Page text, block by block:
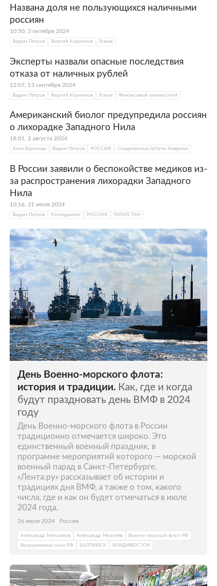
Названа доля не пользующихся наличными
россиян
10:50, 3 октября 2024
Вадим Петров Георгий Корнилов Гознак
Эксперты назвали опасные последствия
отказа от наличных рублей
12:07, 13 сентября 2024
Вадим Петров Георгий Корнилов Гознак Финансовый университет
Американский биолог предупредила россиян
о лихорадке Западного Нила
18:01, 2 августа 2024
Анча Баранова Вадим Петров РОССИЯ Соединённые Штаты Америки
В России заявили о беспокойстве медиков из-
за распространения лихорадки Западного
Нила
10:16, 31 июля 2024
Вадим Петров Росгидромет РОССИЯ ТАТАРСТАН
День Военно-морского флота:
история и традиции. Как, где и когда
будут праздновать день ВМФ в 2024
году
День Военно-морского флота в России
традиционно отмечается широко. Это
единственный военный праздник, в
программе мероприятий которого — морской
военный парад в Санкт-Петербурге.
«Лента.ру» рассказывает об истории и
традициях дня ВМФ, а также о том, какого
числа, где и как он будет отмечаться в июле
2024 года.
26 июля 2024 Россия
Александр Меншиков Александр Моисеев
Военно-морской флот РФ
Вооруженные силы РФ
БАЛТИЙСК ВЛАДИВОСТОК